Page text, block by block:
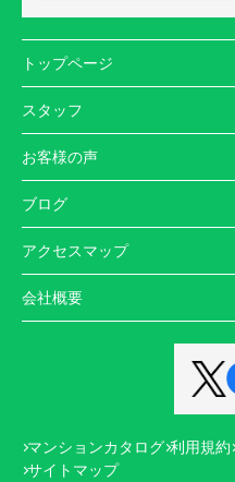
トップページ
スタッフ
お客様の声
ブログ
アクセスマップ
会社概要
マンションカタログ 利用規約
サイトマップ